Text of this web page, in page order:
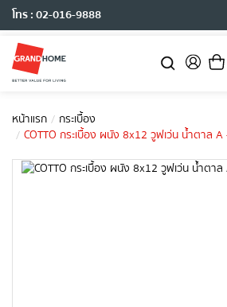
โทร : 02-016-9888
หน้าแรก
กระเบื้อง
COTTO กระเบื้อง ผนัง 8x12 วูฟเว่น น้ำตาล A